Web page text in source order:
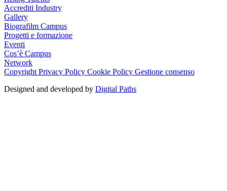
Accrediti Industry
Gallery
Biografilm Campus
Progetti e formazione
Eventi
Cos’è Campus
Network
Copyright Privacy Policy Cookie Policy Gestione consenso
Designed and developed by Digital Paths